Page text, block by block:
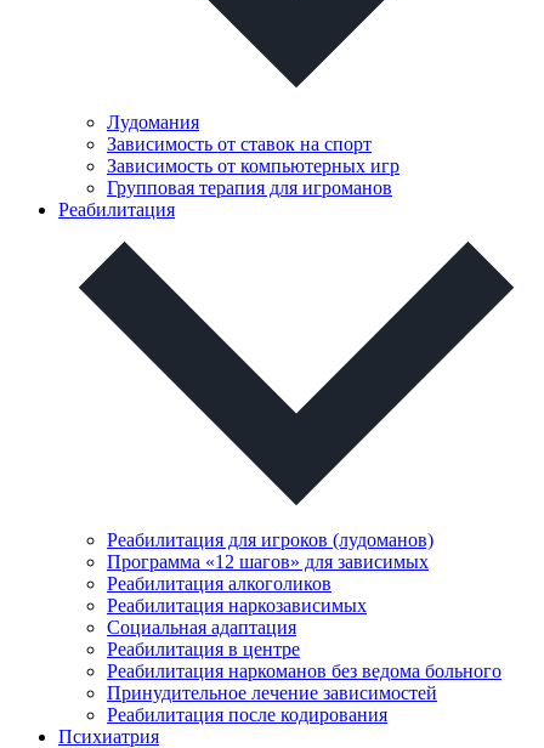
Лудомания
Зависимость от ставок на спорт
Зависимость от компьютерных игр
Групповая терапия для игроманов
Реабилитация
Реабилитация для игроков (лудоманов)
Программа «12 шагов» для зависимых
Реабилитация алкоголиков
Реабилитация наркозависимых
Социальная адаптация
Реабилитация в центре
Реабилитация наркоманов без ведома больного
Принудительное лечение зависимостей
Реабилитация после кодирования
Психиатрия